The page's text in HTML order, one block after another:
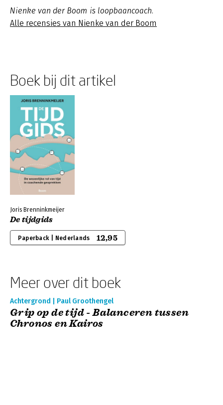
Nienke van der Boom is loopbaancoach.
Alle recensies van Nienke van der Boom
Boek bij dit artikel
Joris Brenninkmeijer
De tijdgids
Paperback | Nederlands 12,95
Meer over dit boek
Achtergrond | Paul Groothengel
Grip op de tijd - Balanceren tussen
Chronos en Kairos